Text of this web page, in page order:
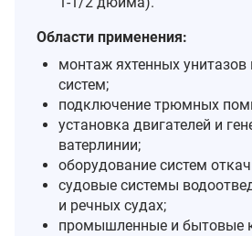
Области применения:
монтаж яхтенных унитазов
систем;
подключение трюмных
установка двигателей и
ватерлинии;
оборудование систем
судовые системы
и речных судах;
промышленные и бытовые